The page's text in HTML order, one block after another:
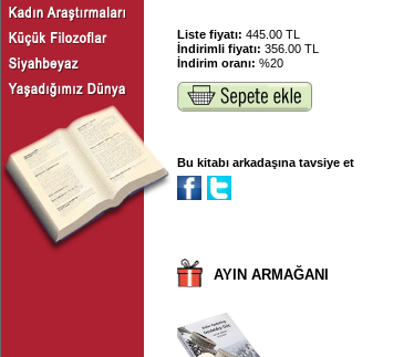
Liste fiyatı: 445.00 TL
İndirimli fiyatı: 356.00 TL
İndirim oranı: %20
Bu kitabı arkadaşına tavsiye et
AYIN ARMAĞANI